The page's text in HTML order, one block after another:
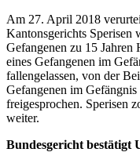
Am 27. April 2018
Kantonsgerichts Sperisen
Gefangenen zu 15
eines Gefangenen im
fallengelassen, von der
Gefangenen im
freigesprochen. Sperisen
weiter.
Bundesgericht